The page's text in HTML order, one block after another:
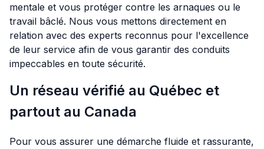
mentale et vous protéger contre les arnaques ou le
travail bâclé. Nous vous mettons directement en
relation avec des experts reconnus pour l'excellence
de leur service afin de vous garantir des conduits
impeccables en toute sécurité.
Un réseau vérifié au Québec et
partout au Canada
Pour vous assurer une démarche fluide et rassurante,